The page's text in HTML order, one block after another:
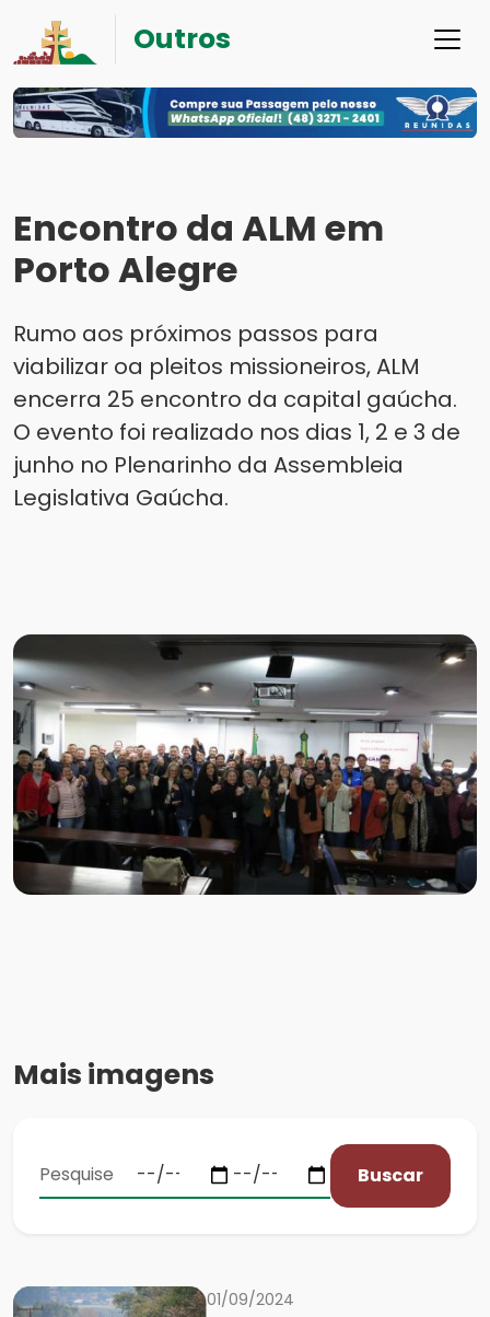
Outros
Encontro da ALM em
Porto Alegre
Rumo aos próximos passos para
viabilizar oa pleitos missioneiros, ALM
encerra 25 encontro da capital gaúcha.
O evento foi realizado nos dias 1, 2 e 3 de
junho no Plenarinho da Assembleia
Legislativa Gaúcha.
Mais imagens
Buscar
01/09/2024